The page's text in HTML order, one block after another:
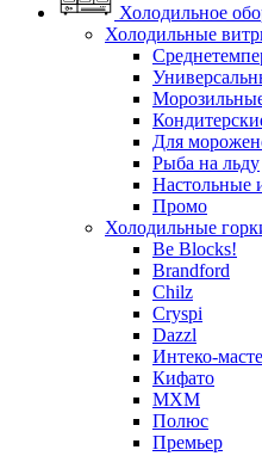
Холодильное
Холодильные
Для
Рыба на льду
Настольные
Промо
Холодильные
Be Blocks!
Brandford
Chilz
Cryspi
Dazzl
Интеко-
Кифато
МХМ
Полюс
Премьер